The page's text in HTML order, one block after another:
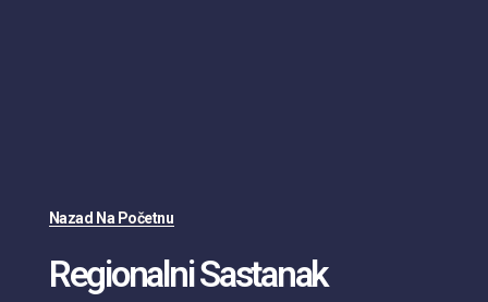
Nazad Na Početnu
Regionalni Sastanak